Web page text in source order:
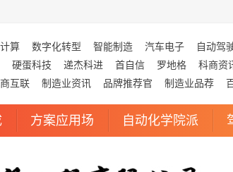
算 数字化转型 智能制造 汽车电子 自动驾
硬蛋科技 递杰科进 首自信 罗地格 科商资
互联 制造业资讯 品牌推荐官 制造业品荐
方案应用场 自动化学院派